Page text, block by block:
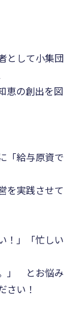
として小集団
恵の創出を図
「給与原資で
を実践させて
！」「忙しい
。」 とお悩み
さい！